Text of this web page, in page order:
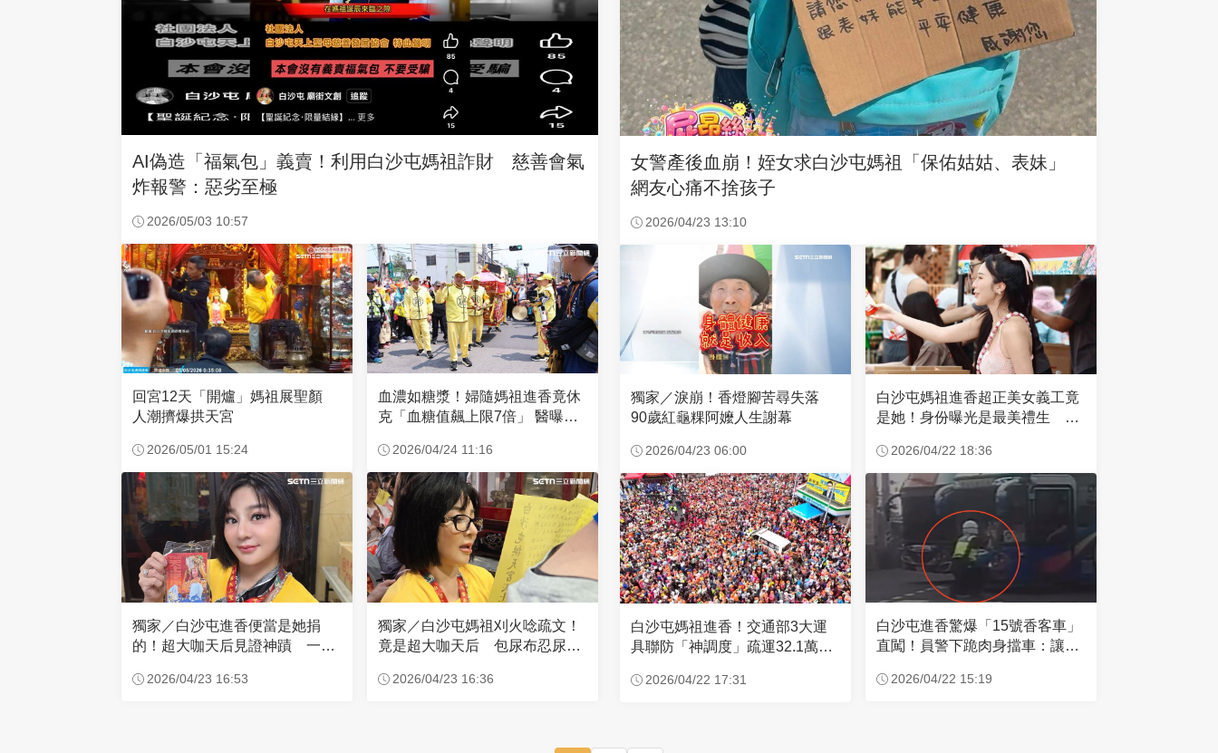
AI偽造「福氣包」義賣！利用白沙屯媽祖詐財 慈善會氣
炸報警：惡劣至極
2026/05/03 10:57
回宮12天「開爐」媽祖展聖顏
人潮擠爆拱天宮
2026/05/01 15:24
血濃如糖漿！婦隨媽祖進香竟休
克「血糖值飆上限7倍」 醫曝原
2026/04/24 11:16
獨家／白沙屯進香便當是她捐
的！超大咖天后見證神蹟 一靠
2026/04/23 16:53
獨家／白沙屯媽祖刈火唸疏文！
竟是超大咖天后 包尿布忍尿5
2026/04/23 16:36
女警產後血崩！姪女求白沙屯媽祖「保佑姑姑、表妹」
網友心痛不捨孩子
2026/04/23 13:10
獨家／淚崩！香燈腳苦尋失落
90歲紅龜粿阿嬤人生謝幕
2026/04/23 06:00
白沙屯媽祖進香超正美女義工竟
是她！身份曝光是最美禮生 一
2026/04/22 18:36
白沙屯媽祖進香！交通部3大運
具聯防「神調度」疏運32.1萬創
2026/04/22 17:31
白沙屯進香驚爆「15號香客車」
直闖！員警下跪肉身擋車：讓行
2026/04/22 15:19